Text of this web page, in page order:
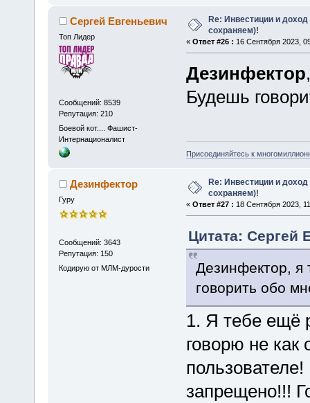
Сергей Евгеньевич
Топ Лидер
Сообщений: 8539
Репутация: 210
Боевой кот.... Фашист-
Интернационалист
Re: Инвестиции и
сохраняем)!
« Ответ #26 : 16 Сентября 2023,
Дезинфектор
Будешь
Присоединяйтесь к
Дезинфектор
Гуру
Сообщений: 3643
Репутация: 150
Кодирую от МЛМ-дурости
Re: Инвестиции и
сохраняем)!
« Ответ #27 : 18 Сентября 2023,
Цитата: Сергей
Дезинфектор,
говорить обо
1. Я тебе ещё
говорю не как
запрещено!!!